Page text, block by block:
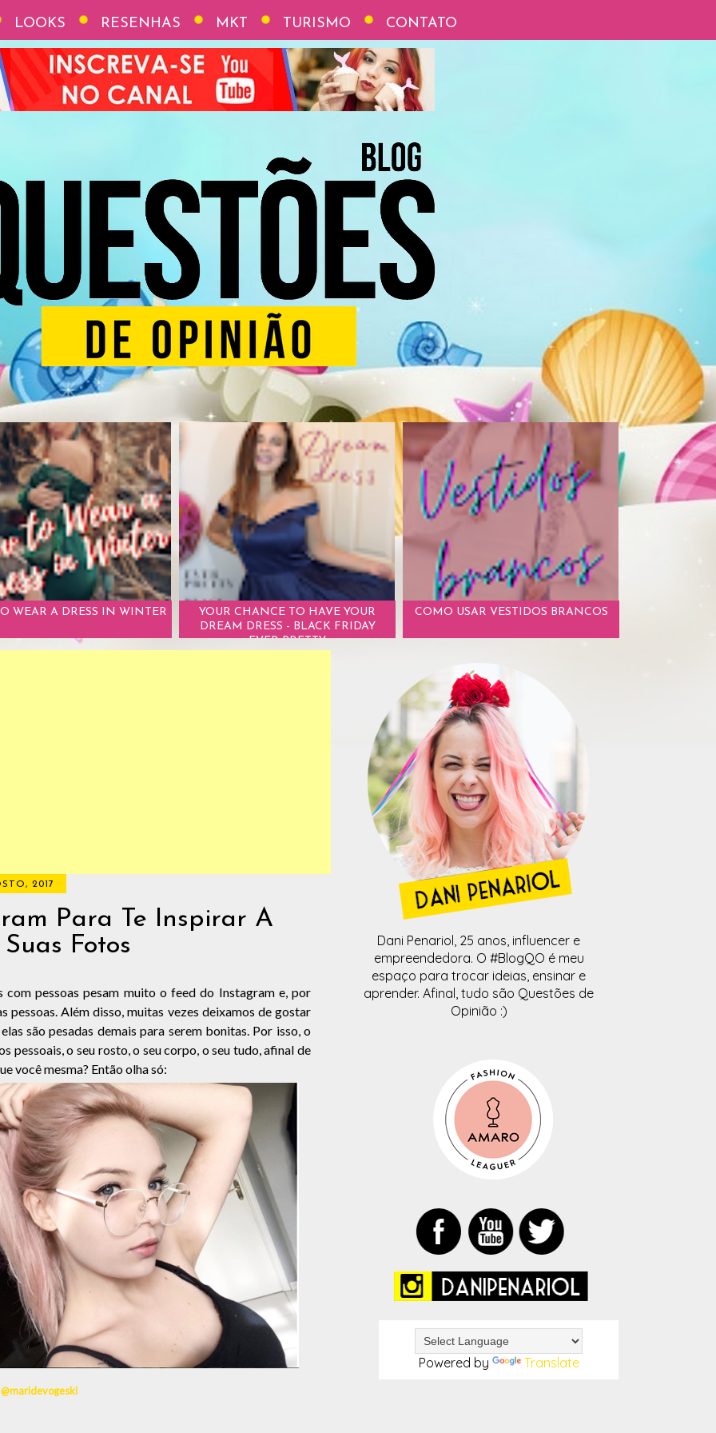
LOOKS RESENHAS MKT TURISMO CONTATO
WEAR A DRESS IN WINTER
YOUR CHANCE TO HAVE YOUR
DREAM DRESS - BLACK FRIDAY
EVER PRETTY
COMO USAR VESTIDOS BRANCOS
2017
Para Te Inspirar A
Fotos
pessoas pesam muito o feed do Instagram e, por
pessoas. Além disso, muitas vezes deixamos de gostar
são pesadas demais para serem bonitas. Por isso, o
pessoais, o seu rosto, o seu corpo, o seu tudo, afinal de
você mesma? Então olha só:
@maridevogeski
Dani Penariol, 25 anos, influencer e
empreendedora. O #BlogQO é meu
espaço para trocar ideias, ensinar e
aprender. Afinal, tudo são Questões de
Opinião :)
Powered by Translate